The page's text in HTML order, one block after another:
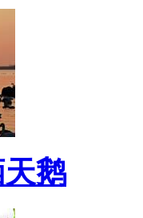
鹅